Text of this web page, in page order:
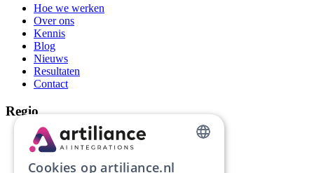
Hoe we werken
Over ons
Kennis
Blog
Nieuws
Resultaten
Contact
Regio
AI-automatisering Groningen
AI-automatisering Drenthe
AI-automatisering Friesland
Cookies op artiliance.nl